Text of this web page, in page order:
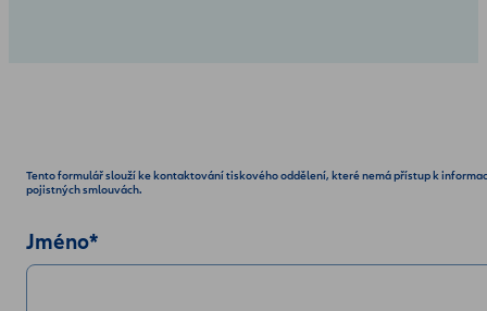
Tento formulář slouží ke kontaktování tiskového oddělení, které nemá přístup k
pojistných smlouvách.
Jméno*